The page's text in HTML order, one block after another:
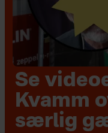
Se
Kvamm
særlig